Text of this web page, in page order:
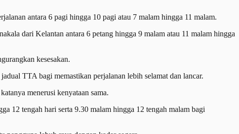
antara 6 pagi hingga 10 pagi atau 7 malam hingga 11 malam.
dari Kelantan antara 6 petang hingga 9 malam atau 11 malam hingga
kesesakan.
TTA bagi memastikan perjalanan lebih selamat dan lancar.
menerusi kenyataan sama.
12 tengah hari serta 9.30 malam hingga 12 tengah malam bagi